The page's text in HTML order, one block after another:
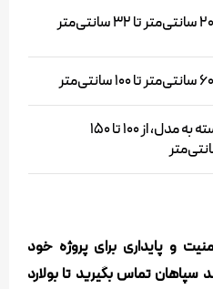
بسته به مدل، از ۱۰۰ تا ۱۵۰
و پایداری برای پروژه خود
سپاهان تماس بگیرید تا بولارد